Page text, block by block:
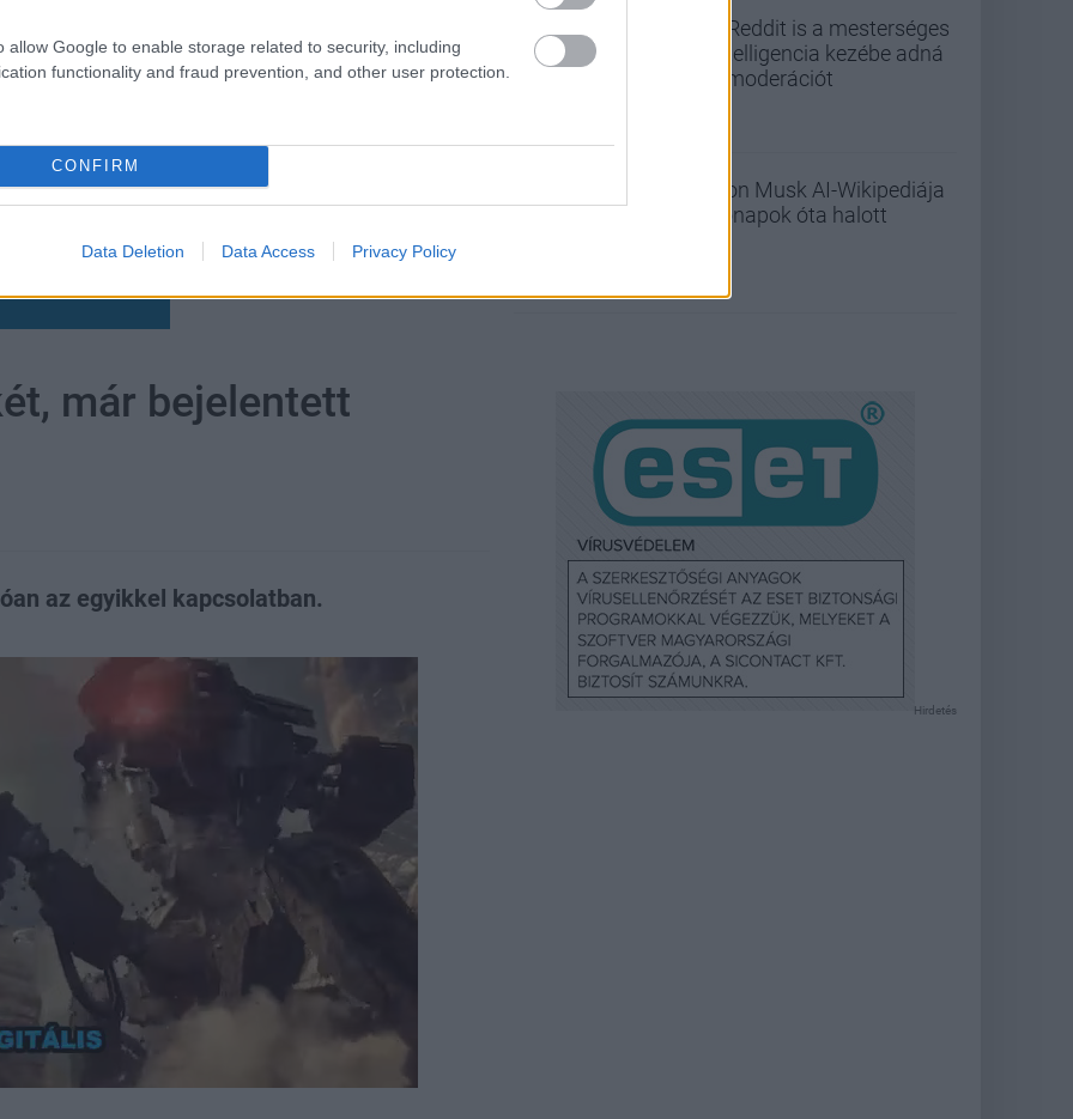
allow Google to enable storage related to security, including
functionality and fraud prevention, and other user protection.
CONFIRM
Data Deletion Data Access Privacy Policy
már bejelentett
az egyikkel kapcsolatban.
A Reddit is a mesterséges
intelligencia kezébe adná
a moderációt
Elon Musk AI-Wikipediája
hónapok óta halott
Hirdetés